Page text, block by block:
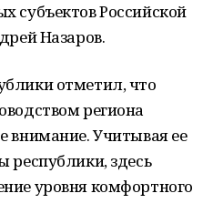
субъектов Российской
Назаров.
отметил, что
региона
внимание. Учитывая ее
республики, здесь
уровня комфортного